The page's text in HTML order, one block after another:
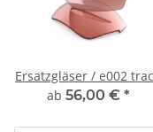
Ersatzgläser / e002
ab 56,00 € *